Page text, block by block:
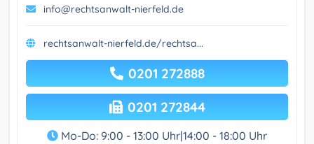
info@rechtsanwalt-nierfeld.de
rechtsanwalt-nierfeld.de/rechtsa...
0201 272888
0201 272844
Mo-Do: 9:00 - 13:00 Uhr|14:00 - 18:00 Uhr